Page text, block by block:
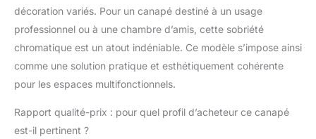
bien organisé.
décoration variés. Pour un canapé destiné à un usage
professionnel ou à une chambre d’amis, cette sobriété
chromatique est un atout indéniable. Ce modèle s’impose ainsi
comme une solution pratique et esthétiquement cohérente
pour les espaces multifonctionnels.
Rapport qualité-prix : pour quel profil d’acheteur ce canapé
est-il pertinent ?